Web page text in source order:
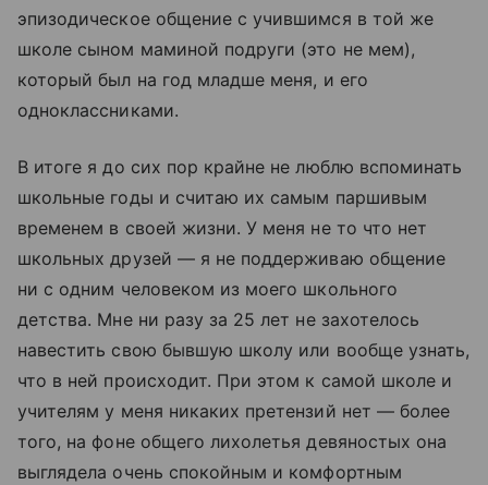
эпизодическое общение с учившимся в той же
школе сыном маминой подруги (это не мем),
который был на год младше меня, и его
одноклассниками.
В итоге я до сих пор крайне не люблю вспоминать
школьные годы и считаю их самым паршивым
временем в своей жизни. У меня не то что нет
школьных друзей — я не поддерживаю общение
ни с одним человеком из моего школьного
детства. Мне ни разу за 25 лет не захотелось
навестить свою бывшую школу или вообще узнать,
что в ней происходит. При этом к самой школе и
учителям у меня никаких претензий нет — более
того, на фоне общего лихолетья девяностых она
выглядела очень спокойным и комфортным